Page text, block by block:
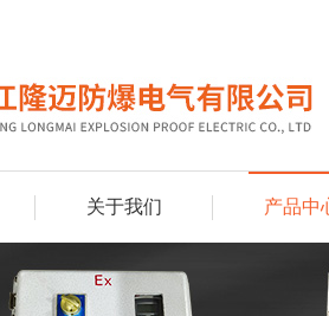
关于我们 产品中